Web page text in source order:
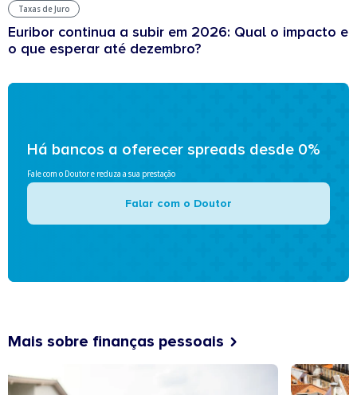
Taxas de Juro
Euribor continua a subir em 2026: Qual o impacto e
o que esperar até dezembro?
Há bancos a oferecer spreads desde 0%
Fale com o Doutor e reduza a sua prestação
Falar com o Doutor
Mais sobre finanças pessoais